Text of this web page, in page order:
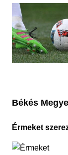
Békés
Érmeket